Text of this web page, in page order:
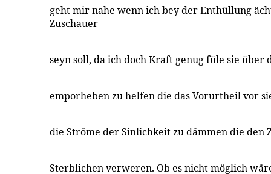
geht mir nahe wenn ich bey der Enthüllung
Zuschauer
seyn soll, da ich doch Kraft genug füle sie über
emporheben zu helfen die das Vorurtheil vor
die Ströme der Sinlichkeit zu dämmen die den
Sterblichen verweren. Ob es nicht möglich